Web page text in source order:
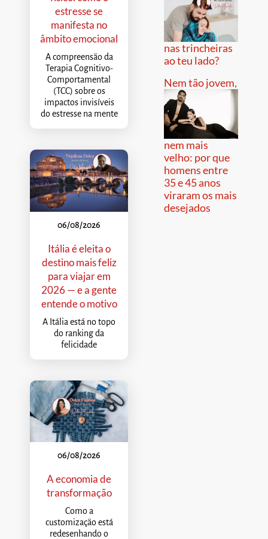
estresse se
manifesta no
âmbito emocional
A compreensão da
Terapia Cognitivo-
Comportamental
(TCC) sobre os
impactos invisíveis
do estresse na mente
06/08/2026
Itália é eleita o
destino mais feliz
para viajar em
2026 — e a gente
entende o motivo
A Itália está no topo
do ranking da
felicidade
06/08/2026
A economia de
transformação
Como a
customização está
redesenhando o
nas trincheiras
ao teu lado?
Nem tão jovem,
nem mais
velho: por que
homens entre
35 e 45 anos
viraram os mais
desejados